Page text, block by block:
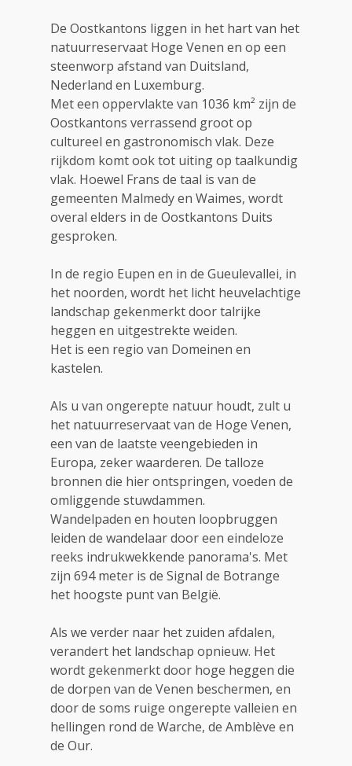
De Oostkantons liggen in het hart van het
natuurreservaat Hoge Venen en op een
steenworp afstand van Duitsland,
Nederland en Luxemburg.
Met een oppervlakte van 1036 km² zijn de
Oostkantons verrassend groot op
cultureel en gastronomisch vlak. Deze
rijkdom komt ook tot uiting op taalkundig
vlak. Hoewel Frans de taal is van de
gemeenten Malmedy en Waimes, wordt
overal elders in de Oostkantons Duits
gesproken.
In de regio Eupen en in de Gueulevallei, in
het noorden, wordt het licht heuvelachtige
landschap gekenmerkt door talrijke
heggen en uitgestrekte weiden.
Het is een regio van Domeinen en
kastelen.
Als u van ongerepte natuur houdt, zult u
het natuurreservaat van de Hoge Venen,
een van de laatste veengebieden in
Europa, zeker waarderen. De talloze
bronnen die hier ontspringen, voeden de
omliggende stuwdammen.
Wandelpaden en houten loopbruggen
leiden de wandelaar door een eindeloze
reeks indrukwekkende panorama's. Met
zijn 694 meter is de Signal de Botrange
het hoogste punt van België.
Als we verder naar het zuiden afdalen,
verandert het landschap opnieuw. Het
wordt gekenmerkt door hoge heggen die
de dorpen van de Venen beschermen, en
door de soms ruige ongerepte valleien en
hellingen rond de Warche, de Amblève en
de Our.